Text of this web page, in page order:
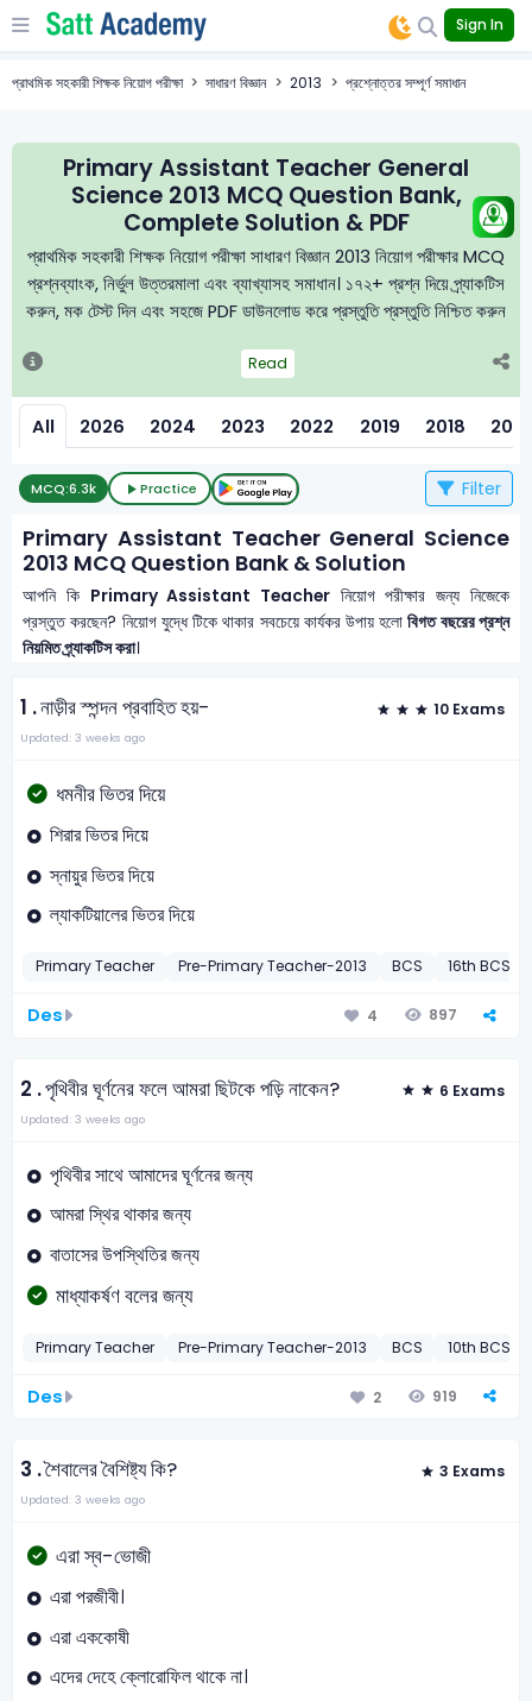
Sign In
প্রাথমিক সহকারী শিক্ষক নিয়োগ পরীক্ষা সাধারণ বিজ্ঞান 2013 প্রশ্নোত্তর সম্পূর্ণ সমাধান
Primary Assistant Teacher General
Science 2013 MCQ Question Bank,
Complete Solution & PDF
প্রাথমিক সহকারী শিক্ষক নিয়োগ পরীক্ষা সাধারণ বিজ্ঞান 2013 নিয়োগ পরীক্ষার MCQ
প্রশ্নব্যাংক, নির্ভুল উত্তরমালা এবং ব্যাখ্যাসহ সমাধান। ১৭২+ প্রশ্ন দিয়ে প্র্যাকটিস
করুন, মক টেস্ট দিন এবং সহজে PDF ডাউনলোড করে প্রস্তুতি প্রস্তুতি নিশ্চিত করুন
Read
All 2026 2024 2023 2022 2019 2018 2016
MCQ:6.3k Practice Filter
Primary Assistant Teacher General Science
2013 MCQ Question Bank & Solution
আপনি কি Primary Assistant Teacher নিয়োগ পরীক্ষার জন্য নিজেকে
প্রস্তুত করছেন? নিয়োগ যুদ্ধে টিকে থাকার সবচেয়ে কার্যকর উপায় হলোবিগত বছরের প্রশ্ন
নিয়মিত প্র্যাকটিস করা।
1 .নাড়ীর স্পন্দন প্রবাহিত হয়- 10 Exams
Updated: 3 weeks ago
ধমনীর ভিতর দিয়ে
শিরার ভিতর দিয়ে
স্নায়ুর ভিতর দিয়ে
ল্যাকটিয়ালের ভিতর দিয়ে
Primary Teacher Pre-Primary Teacher-2013 BCS 16th BCS
Des 4 897
2 .পৃথিবীর ঘূর্ণনের ফলে আমরা ছিটকে পড়ি নাকেন? 6 Exams
Updated: 3 weeks ago
পৃথিবীর সাথে আমাদের ঘূর্ণনের জন্য
আমরা স্থির থাকার জন্য
বাতাসের উপস্থিতির জন্য
মাধ্যাকর্ষণ বলের জন্য
Primary Teacher Pre-Primary Teacher-2013 BCS 10th BCS
Des 2 919
3 .শৈবালের বৈশিষ্ট্য কি? 3 Exams
Updated: 3 weeks ago
এরা স্ব-ভোজী
এরা পরজীবী।
এরা এককোষী
এদের দেহে ক্লোরোফিল থাকে না।